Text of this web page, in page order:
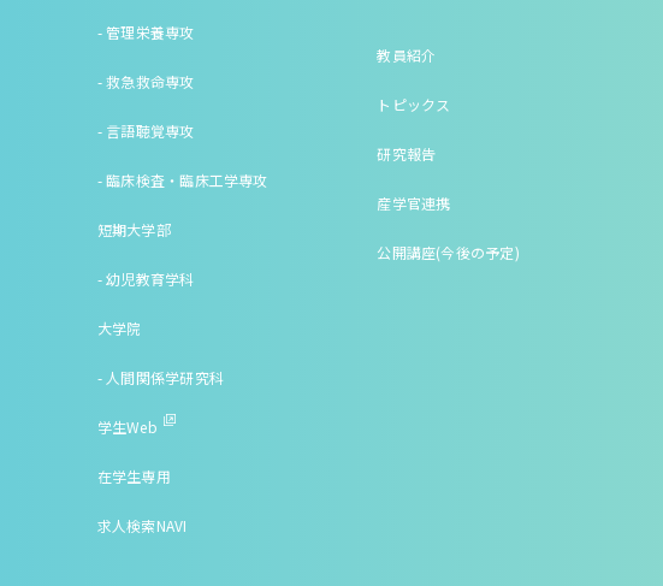
- 管理栄養専攻
- 救急救命専攻
- 言語聴覚専攻
- 臨床検査・臨床工学専攻
短期大学部
- 幼児教育学科
大学院
- 人間関係学研究科
学生Web
在学生専用
求人検索NAVI
教員紹介
トピックス
研究報告
産学官連携
公開講座(今後の予定)